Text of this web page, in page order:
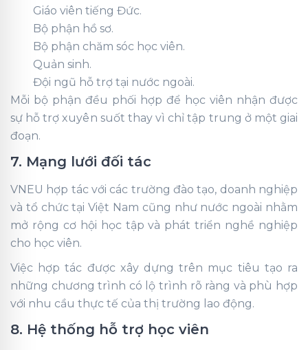
Giáo viên tiếng Đức.
Bộ phận hồ sơ.
Bộ phận chăm sóc học viên.
Quản sinh.
Đội ngũ hỗ trợ tại nước ngoài.
Mỗi bộ phận đều phối hợp để học viên nhận được
sự hỗ trợ xuyên suốt thay vì chỉ tập trung ở một giai
đoạn.
7. Mạng lưới đối tác
VNEU hợp tác với các trường đào tạo, doanh nghiệp
và tổ chức tại Việt Nam cũng như nước ngoài nhằm
mở rộng cơ hội học tập và phát triển nghề nghiệp
cho học viên.
Việc hợp tác được xây dựng trên mục tiêu tạo ra
những chương trình có lộ trình rõ ràng và phù hợp
với nhu cầu thực tế của thị trường lao động.
8. Hệ thống hỗ trợ học viên